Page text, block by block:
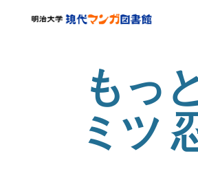
もっ
ミツ